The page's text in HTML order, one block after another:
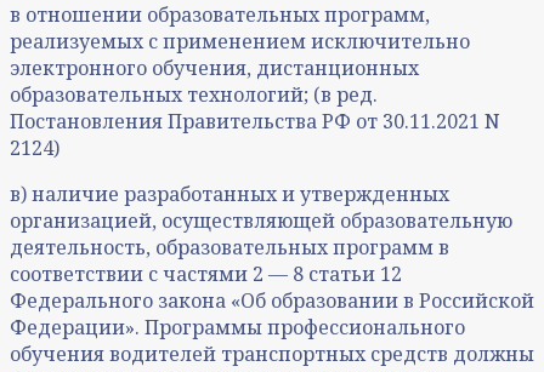
в отношении образовательных программ,
реализуемых с применением исключительно
электронного обучения, дистанционных
образовательных технологий; (в ред.
Постановления Правительства РФ от 30.11.2021 N
2124)
в) наличие разработанных и утвержденных
организацией, осуществляющей образовательную
деятельность, образовательных программ в
соответствии с частями 2 — 8 статьи 12
Федерального закона «Об образовании в Российской
Федерации». Программы профессионального
обучения водителей транспортных средств должны